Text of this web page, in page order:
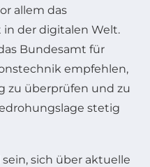
allem das
in der digitalen Welt.
Bundesamt für
empfehlen,
zu überprüfen und zu
stetig
sich über aktuelle